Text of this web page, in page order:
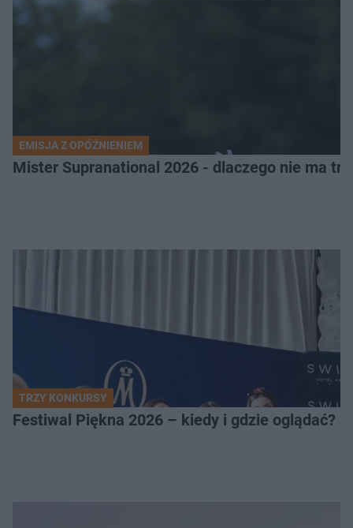
EMISJA Z OPÓŹNIENIEM
Mister Supranational 2026 - dlaczego nie ma
TRZY KONKURSY
Festiwal Piękna 2026 – kiedy i gdzie oglądać?